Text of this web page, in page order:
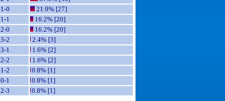
1-0
21.9% [27]
1-1
16.2% [20]
2-0
16.2% [20]
3-2
2.4% [3]
3-1
1.6% [2]
2-2
1.6% [2]
1-2
0.8% [1]
0-1
0.8% [1]
2-3
0.8% [1]